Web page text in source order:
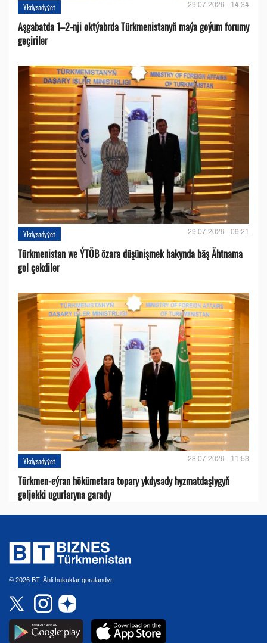
Ykdysadyýet 29.07.2026 - 14:34
Aşgabatda 1–2-nji oktýabrda Türkmenistanyň maýa goýum forumy
geçiriler
Ykdysadyýet 29.07.2026 - 09:21
Türkmenistan we ÝTÖB özara düşünişmek hakynda bäş Ähtnama
gol çekdiler
Ykdysadyýet 28.07.2026 - 11:53
Türkmen-eýran hökümetara topary ykdysady hyzmatdaşlygyň
geljekki ugurlaryna garady
© 2026 BT. Ähli hukuklar goralandyr.